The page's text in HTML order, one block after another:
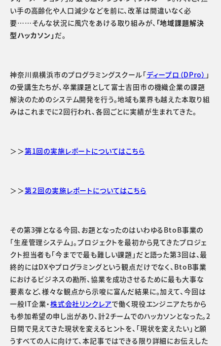
い手の高齢化や人口減少などを前に、改革は間違いなく必
要……そんな状況に風穴をあける取り組みが、 「地域課題解決
型ハッカソン」 だ。
神奈川県横浜市のプログラミングスクール「ディープロ（DPro） 」
の受講生たちが、卒業課題として富士吉田市の機織企業の課題
解決のためのシステム開発を行う。地域も業界も越えた本取り組
みはこれまでに2回行われ、各回ごとに実績が生まれてきた。
＞＞第1回の実施レポートについてはこちら
＞＞第２回の実施レポートについてはこちら
その第3弾となる今回、お題となったのはいわゆるBtoB事業の
「生産管理システム」。プロジェクトを最初から見てきたプロジェ
クト担当者も「今までで最も難しい課題」だと語った第3回は、最
終的にはDXやプログラミングという観点だけでなく、BtoB事業
におけるビジネスの勘所、協業を成功させるために最も大事な
要素など、様々な観点から示唆に富んだ結果に。加えて、今回は
一般IT企業・株式会社リンクレアで働く現役エンジニアたちから
も参加希望の申し出があり、計2チームでのハッカソンとなった。2
日間で見えてきた現状を変えるヒントを、「現状を変えたい」と願
うすべての人に向けて、本記事ではできる限り詳細にお伝えした